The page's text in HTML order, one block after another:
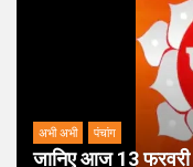
अभी अभी पंचांग
जानिए आज 13 फरवरी